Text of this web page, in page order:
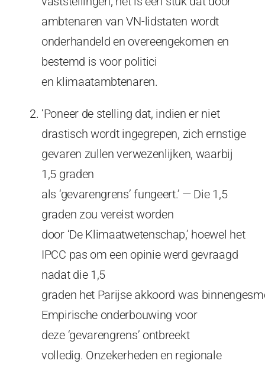
ambtenaren van VN-lidstaten wordt
onderhandeld en overeengekomen en
bestemd is voor politici
en klimaatambtenaren.
‘Poneer de stelling dat, indien er niet
drastisch wordt ingegrepen, zich ernstige
gevaren zullen verwezenlijken, waarbij
1,5 graden
als ‘gevarengrens’ fungeert.’ — Die 1,5
graden zou vereist worden
door ‘De Klimaatwetenschap,’ hoewel het
IPCC pas om een opinie werd gevraagd
nadat die 1,5
graden het Parijse akkoord was
Empirische onderbouwing voor
deze ‘gevarengrens’ ontbreekt
volledig. Onzekerheden en regionale